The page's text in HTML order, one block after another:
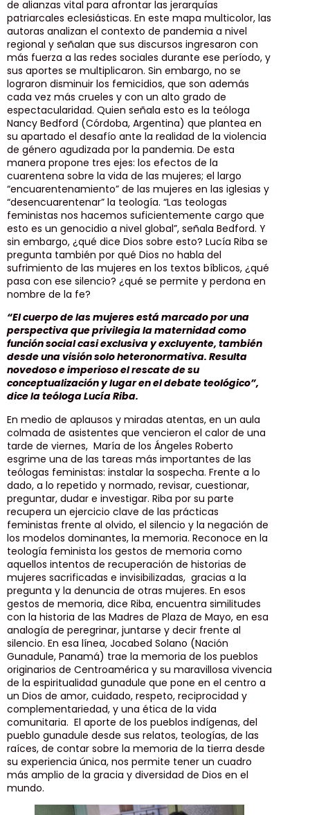
de alianzas vital para afrontar las jerarquías
patriarcales eclesiásticas. En este mapa multicolor, las
autoras analizan el contexto de pandemia a nivel
regional y señalan que sus discursos ingresaron con
más fuerza a las redes sociales durante ese período, y
sus aportes se multiplicaron. Sin embargo, no se
lograron disminuir los femicidios, que son además
cada vez más crueles y con un alto grado de
espectacularidad. Quien señala esto es la teóloga
Nancy Bedford (Córdoba, Argentina) que plantea en
su apartado el desafío ante la realidad de la violencia
de género agudizada por la pandemia. De esta
manera propone tres ejes: los efectos de la
cuarentena sobre la vida de las mujeres; el largo
“encuarentenamiento” de las mujeres en las iglesias y
“desencuarentenar” la teología. “Las teologas
feministas nos hacemos suficientemente cargo que
esto es un genocidio a nivel global”, señala Bedford. Y
sin embargo, ¿qué dice Dios sobre esto? Lucía Riba se
pregunta también por qué Dios no habla del
sufrimiento de las mujeres en los textos bíblicos, ¿qué
pasa con ese silencio? ¿qué se permite y perdona en
nombre de la fe?
“El cuerpo de las mujeres está marcado por una
perspectiva que privilegia la maternidad como
función social casi exclusiva y excluyente, también
desde una visión solo heteronormativa. Resulta
novedoso e imperioso el rescate de su
conceptualización y lugar en el debate teológico”,
dice la teóloga Lucía Riba.
En medio de aplausos y miradas atentas, en un aula
colmada de asistentes que vencieron el calor de una
tarde de viernes, María de los Ángeles Roberto
esgrime una de las tareas más importantes de las
teólogas feministas: instalar la sospecha. Frente a lo
dado, a lo repetido y normado, revisar, cuestionar,
preguntar, dudar e investigar. Riba por su parte
recupera un ejercicio clave de las prácticas
feministas frente al olvido, el silencio y la negación de
los modelos dominantes, la memoria. Reconoce en la
teología feminista los gestos de memoria como
aquellos intentos de recuperación de historias de
mujeres sacrificadas e invisibilizadas, gracias a la
pregunta y la denuncia de otras mujeres. En esos
gestos de memoria, dice Riba, encuentra similitudes
con la historia de las Madres de Plaza de Mayo, en esa
analogía de peregrinar, juntarse y decir frente al
silencio. En esa línea, Jocabed Solano (Nación
Gunadule, Panamá) trae la memoria de los pueblos
originarios de Centroamérica y su maravillosa vivencia
de la espiritualidad gunadule que pone en el centro a
un Dios de amor, cuidado, respeto, reciprocidad y
complementariedad, y una ética de la vida
comunitaria. El aporte de los pueblos indígenas, del
pueblo gunadule desde sus relatos, teologías, de las
raíces, de contar sobre la memoria de la tierra desde
su experiencia única, nos permite tener un cuadro
más amplio de la gracia y diversidad de Dios en el
mundo.